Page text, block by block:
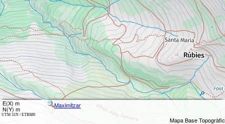
E(X) m
N(Y) m
Mapa Base Topogràfic
Maximitzar
UTM 31N / ETRS89